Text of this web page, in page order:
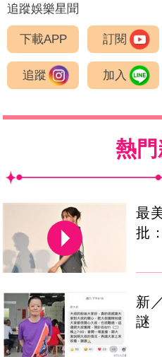
追蹤娛樂星聞
下載APP 訂閱
追蹤 加入
熱門
最
批
新
謎